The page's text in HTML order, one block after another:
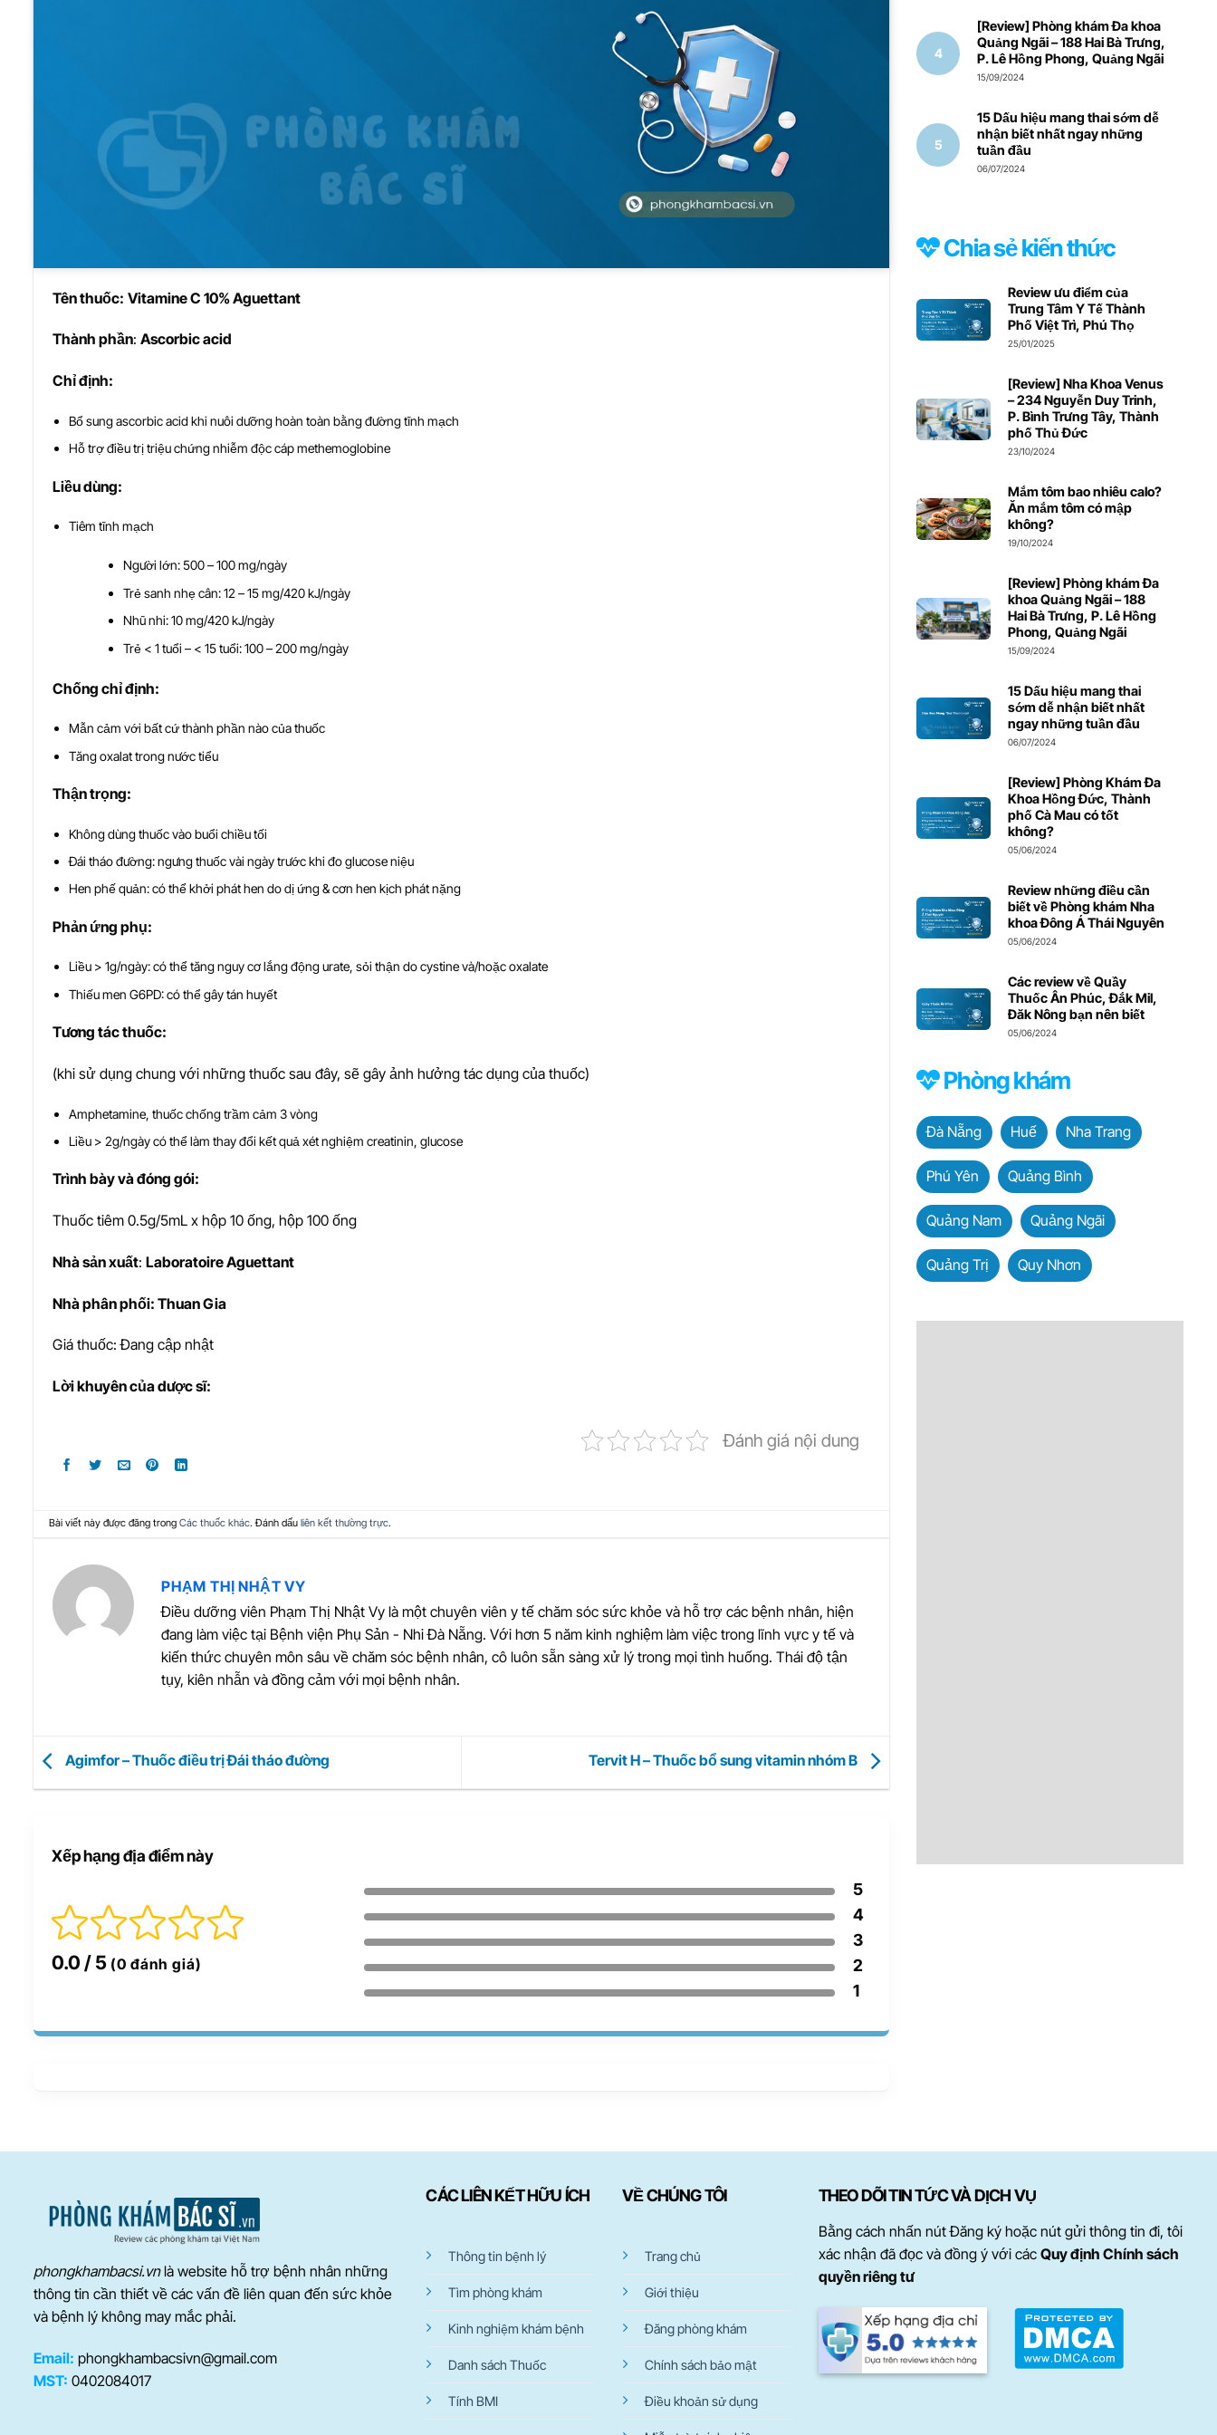
Tên thuốc: Vitamine C 10% Aguettant
Thành phần: Ascorbic acid
Chỉđịnh:
Bổ sung ascorbic acid khi nuôi dưỡng hoàn toàn bằng đường tĩnh mạch
Hỗ trợ điều trị triệu chứng nhiễm độc cáp methemoglobine
Liều dùng:
Tiêm tĩnh mạch
Người lớn: 500 – 100 mg/ngày
Trẻ sanh nhẹ cân: 12 – 15 mg/420 kJ/ngày
Nhũ nhi: 10 mg/420 kJ/ngày
Trẻ < 1 tuổi – < 15 tuổi: 100 – 200 mg/ngày
Chống chỉđịnh:
Mẫn cảm với bất cứ thành phần nào của thuốc
Tăng oxalat trong nước tiểu
Thận trọng:
Không dùng thuốc vào buổi chiều tối
Đái tháo đường: ngưng thuốc vài ngày trước khi đo glucose niệu
Hen phế quản: có thể khởi phát hen do dị ứng & cơn hen kịch phát nặng
Phản ứng phụ:
Liều > 1g/ngày: có thể tăng nguy cơ lắng động urate, sỏi thận do cystine và/hoặc oxalate
Thiếu men G6PD: có thể gây tán huyết
Tương tác thuốc:
(khi sử dụng chung với những thuốc sau đây, sẽ gây ảnh hưởng tác dụng của thuốc)
Amphetamine, thuốc chống trầm cảm 3 vòng
Liều > 2g/ngày có thể làm thay đổi kết quả xét nghiệm creatinin, glucose
Trình bày và đóng gói:
Thuốc tiêm 0.5g/5mL x hộp 10 ống, hộp 100 ống
Nhà sản xuất: Laboratoire Aguettant
Nhà phân phối: Thuan Gia
Giá thuốc: Đang cập nhật
Lời khuyên của dược sĩ:
Đánh giá nội dung
Bài viết này được đăng trong Các thuốc khác. Đánh dấu liên kết thường trực.
PHẠM THỊ NHẬT VY
Điều dưỡng viên Phạm Thị Nhật Vy là một chuyên viên y tế chăm sóc sức khỏe và hỗ trợ các bệnh nhân, hiện
đang làm việc tại Bệnh viện Phụ Sản - Nhi Đà Nẵng. Với hơn 5 năm kinh nghiệm làm việc trong lĩnh vực y tế và
kiến thức chuyên môn sâu về chăm sóc bệnh nhân, cô luôn sẵn sàng xử lý trong mọi tình huống. Thái độ tận
tụy, kiên nhẫn và đồng cảm với mọi bệnh nhân.
Agimfor – Thuốc điều trị Đái tháo đường Tervit H – Thuốc bổ sung vitamin nhóm B
Xếp hạng địa điểm này
0.0 / 5 (0 đánh giá)
5
4
3
2
1
[Review] Phòng khám Đa khoa
Quảng Ngãi – 188 Hai Bà Trưng,
P. Lê Hồng Phong, Quảng Ngãi
15/09/2024
15 Dấu hiệu mang thai sớm dễ
nhận biết nhất ngay những
tuần đầu
06/07/2024
Chia sẻ kiến thức
Review ưu điểm của
Trung Tâm Y Tế Thành
Phố Việt Trì, Phú Thọ
25/01/2025
[Review] Nha Khoa Venus
– 234 Nguyễn Duy Trinh,
P. Bình Trưng Tây, Thành
phố Thủ Đức
23/10/2024
Mắm tôm bao nhiêu calo?
Ăn mắm tôm có mập
không?
19/10/2024
[Review] Phòng khám Đa
khoa Quảng Ngãi – 188
Hai Bà Trưng, P. Lê Hồng
Phong, Quảng Ngãi
15/09/2024
15 Dấu hiệu mang thai
sớm dễ nhận biết nhất
ngay những tuần đầu
06/07/2024
[Review] Phòng Khám Đa
Khoa Hồng Đức, Thành
phố Cà Mau có tốt
không?
05/06/2024
Review những điều cần
biết về Phòng khám Nha
khoa Đông Á Thái Nguyên
05/06/2024
Các review về Quầy
Thuốc Ân Phúc, Đắk Mil,
Đăk Nông bạn nên biết
05/06/2024
Phòng khám
Đà Nẵng Huế Nha Trang
Phú Yên Quảng Bình
Quảng Nam Quảng Ngãi
Quảng Trị Quy Nhơn
phongkhambacsi.vnlà website hỗ trợ bệnh nhân những
thông tin cần thiết về các vấn đề liên quan đến sức khỏe
và bệnh lý không may mắc phải.
Email: phongkhambacsivn@gmail.com
MST: 0402084017
CÁC LIÊN KẾT HỮU ÍCH
Thông tin bệnh lý
Tìm phòng khám
Kinh nghiệm khám bệnh
Danh sách Thuốc
Tính BMI
VỀ CHÚNG TÔI
Trang chủ
Giới thiệu
Đăng phòng khám
Chính sách bảo mật
Điều khoản sử dụng
THEO DÕI TIN TỨC VÀ DỊCH VỤ
Bằng cách nhấn nút Đăng ký hoặc nút gửi thông tin đi, tôi
xác nhận đã đọc và đồng ý với các Quy định Chính sách
quyền riêng tư